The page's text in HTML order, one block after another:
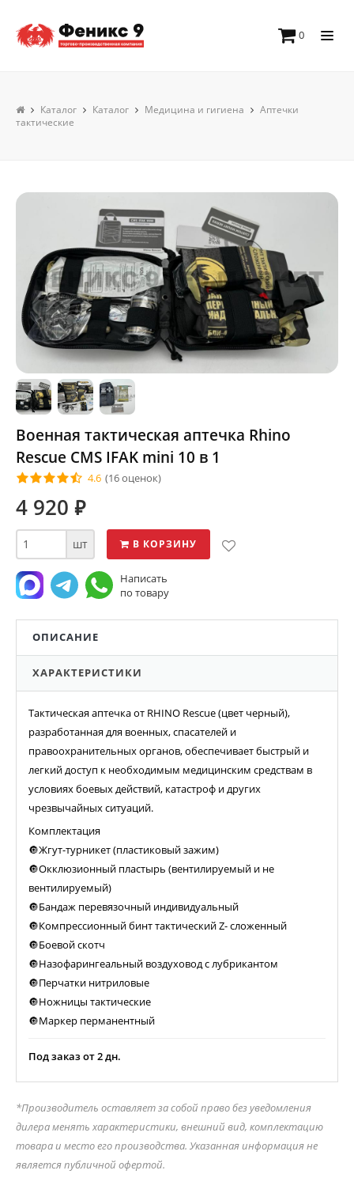
0
Каталог Каталог Медицина и гигиена
Аптечки
тактические
Военная тактическая аптечка Rhino
Rescue CMS IFAK mini 10 в 1
4.6 (16 оценок)
4 920 ⃏
шт В КОРЗИНУ
Написать
по товару
ОПИСАНИЕ
ХАРАКТЕРИСТИКИ
Тактическая аптечка от RHINO Rescue (цвет черный),
разработанная для военных, спасателей и
правоохранительных органов, обеспечивает быстрый и
легкий доступ к необходимым медицинским средствам в
условиях боевых действий, катастроф и других
чрезвычайных ситуаций.
Комплектация
🔘Жгут-турникет (пластиковый зажим)
🔘Окклюзионный пластырь (вентилируемый и не
вентилируемый)
🔘Бандаж перевязочный индивидуальный
🔘Компрессионный бинт тактический Z- сложенный
🔘Боевой скотч
🔘Назофарингеальный воздуховод с лубрикантом
🔘Перчатки нитриловые
🔘Ножницы тактические
🔘Маркер перманентный
Под заказ от 2 дн.
*Производитель оставляет за собой право без уведомления
дилера менять характеристики, внешний вид, комплектацию
товара и место его производства. Указанная информация не
является публичной офертой.